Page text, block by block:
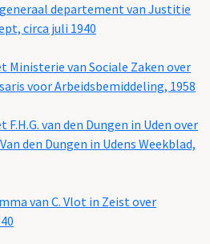
departement van Justitie
circa juli 1940
van Sociale Zaken over
voor Arbeidsbemiddeling, 1958
van den Dungen in Uden over
den Dungen in Udens Weekblad,
van C. Vlot in Zeist over